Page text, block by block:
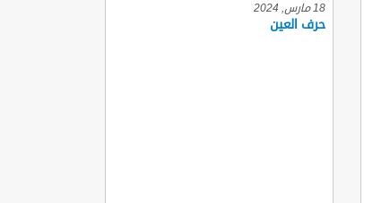
18 مارس, 2024
حرف العين